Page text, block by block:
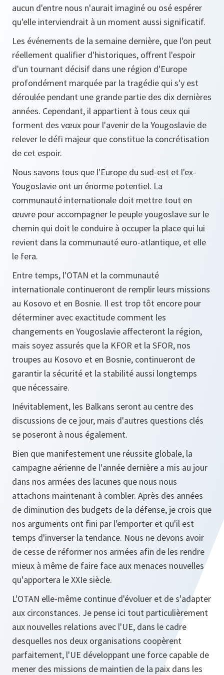
aucun d'entre nous n'aurait imaginé ou osé espérer
qu'elle interviendrait à un moment aussi significatif.
Les événements de la semaine dernière, que l'on peut
réellement qualifier d'historiques, offrent l'espoir
d'un tournant décisif dans une région d'Europe
profondément marquée par la tragédie qui s'y est
déroulée pendant une grande partie des dix dernières
années. Cependant, il appartient à tous ceux qui
forment des vœux pour l'avenir de la Yougoslavie de
relever le défi majeur que constitue la concrétisation
de cet espoir.
Nous savons tous que l'Europe du sud-est et l'ex-
Yougoslavie ont un énorme potentiel. La
communauté internationale doit mettre tout en
œuvre pour accompagner le peuple yougoslave sur le
chemin qui doit le conduire à occuper la place qui lui
revient dans la communauté euro-atlantique, et elle
le fera.
Entre temps, l'OTAN et la communauté
internationale continueront de remplir leurs missions
au Kosovo et en Bosnie. Il est trop tôt encore pour
déterminer avec exactitude comment les
changements en Yougoslavie affecteront la région,
mais soyez assurés que la KFOR et la SFOR, nos
troupes au Kosovo et en Bosnie, continueront de
garantir la sécurité et la stabilité aussi longtemps
que nécessaire.
Inévitablement, les Balkans seront au centre des
discussions de ce jour, mais d'autres questions clés
se poseront à nous également.
Bien que manifestement une réussite globale, la
campagne aérienne de l'année dernière a mis au jour
dans nos armées des lacunes que nous nous
attachons maintenant à combler. Après des années
de diminution des budgets de la défense, je crois que
nos arguments ont fini par l'emporter et qu'il est
temps d'inverser la tendance. Nous ne devons avoir
de cesse de réformer nos armées afin de les rendre
mieux à même de faire face aux menaces nouvelles
qu'apportera le XXIe siècle.
L'OTAN elle-même continue d'évoluer et de s'adapter
aux circonstances. Je pense ici tout particulièrement
aux nouvelles relations avec l'UE, dans le cadre
desquelles nos deux organisations coopèrent
parfaitement, l'UE développant une force capable de
mener des missions de maintien de la paix dans les